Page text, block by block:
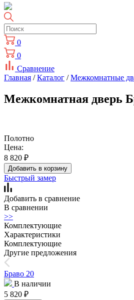
0
0
Сравнение
Главная /Каталог /Межкомнатные
Межкомнатная дверь
Полотно
Цена:
8 820 ₽
Добавить в корзину
Быстрый замер
Добавить в сравнение
В сравнении
>>
Комплектующие
Характеристики
Комплектующие
Другие предложения
Браво 20
В наличии
5 820 ₽